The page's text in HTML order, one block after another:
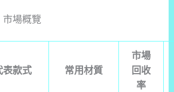
場概覽
表款式 常用材質
市場
回收
率